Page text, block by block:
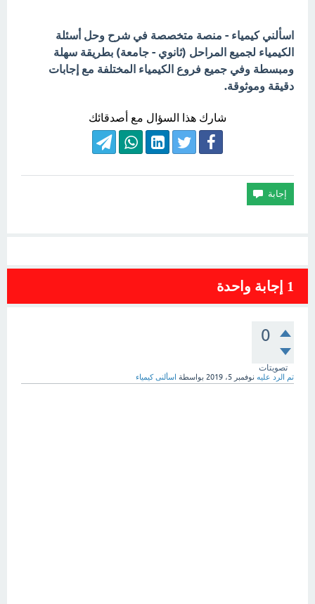
اسألني كيمياء - منصة متخصصة في شرح وحل أسئلة
الكيمياء لجميع المراحل (ثانوي - جامعة) بطريقة سهلة
ومبسطة وفي جميع فروع الكيمياء المختلفة مع إجابات
دقيقة وموثوقة.
شارك هذا السؤال مع أصدقائك
1 إجابة واحدة
0
تصويتات
تم الرد عليه نوفمبر 5، 2019 بواسطة اسألنى كيمياء